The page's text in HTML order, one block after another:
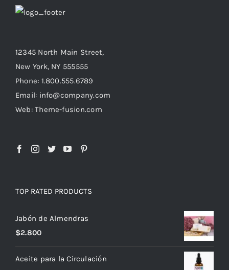
12345 North Main Street,
New York, NY 555555
Phone: 1.800.555.6789
Email: info@company.com
Web: Theme-fusion.com
TOP RATED PRODUCTS
Jabón de Almendras
$2.800
Aceite para la Circulación